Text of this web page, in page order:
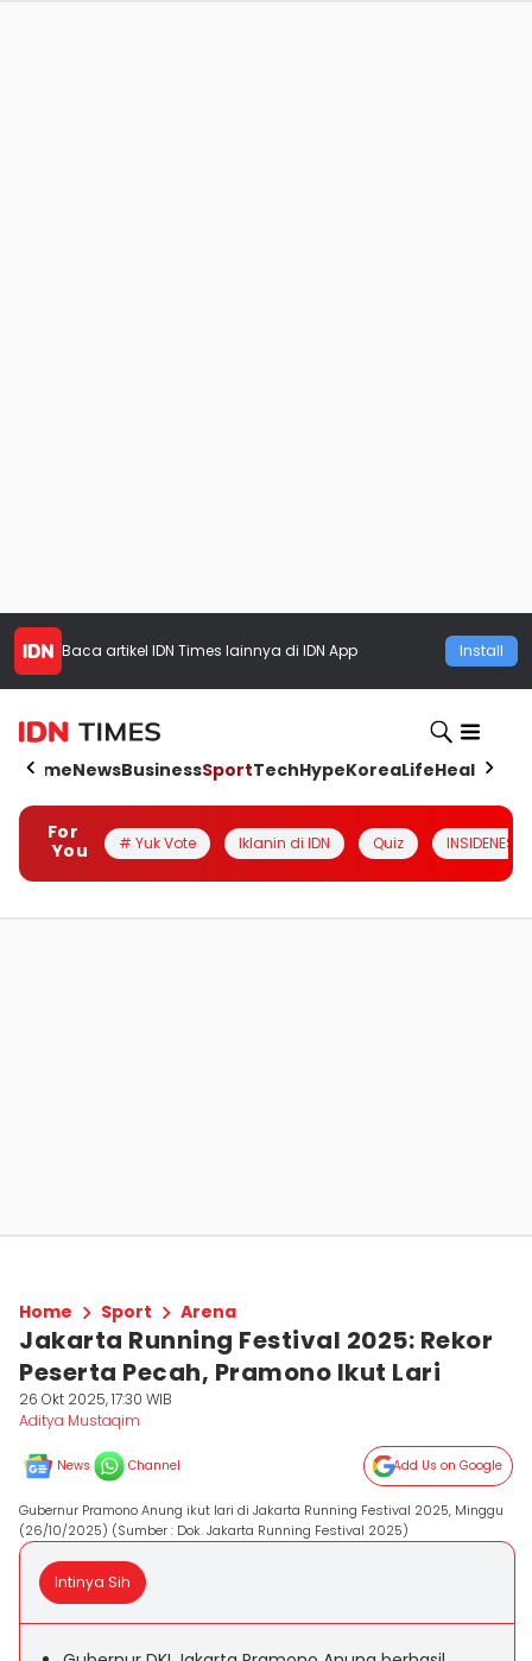
Baca artikel IDN Times lainnya di IDN App Install
HomeNewsBusinessSportTechHypeKoreaLifeHealth
For
You
# Yuk Vote Iklanin di IDN Quiz INSIDENESIA
Home Sport Arena
Jakarta Running Festival 2025: Rekor
Peserta Pecah, Pramono Ikut Lari
26 Okt 2025, 17:30 WIB
Aditya Mustaqim
News Channel Add Us on Google
Gubernur Pramono Anung ikut lari di Jakarta Running Festival 2025, Minggu
(26/10/2025) (Sumber : Dok. Jakarta Running Festival 2025)
Intinya Sih